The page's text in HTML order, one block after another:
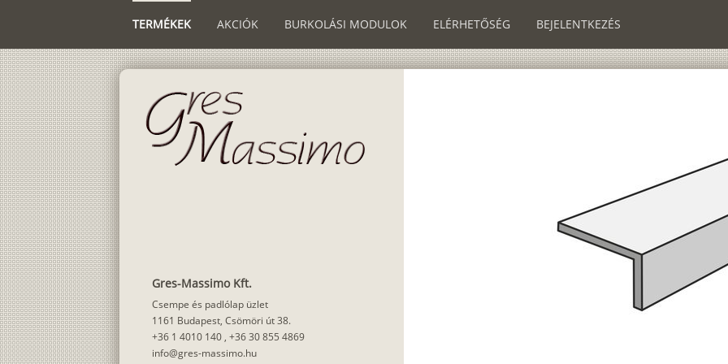
TERMÉKEK AKCIÓK BURKOLÁSI MODULOK ELÉRHETŐSÉG BEJELENTKEZÉS
Gres-Massimo Kft.
Csempe és padlólap üzlet
1161 Budapest, Csömöri út 38.
+36 1 4010 140 , +36 30 855 4869
info@gres-massimo.hu